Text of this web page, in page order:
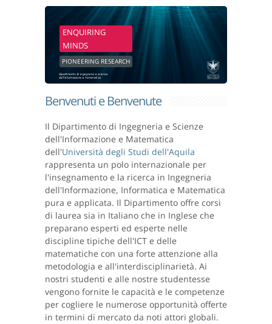
ENQUIRING
MINDS
PIONEERING RESEARCH
Benvenuti e Benvenute
Il Dipartimento di Ingegneria e Scienze
dell'Informazione e Matematica
dell'Università degli Studi dell'Aquila
rappresenta un polo internazionale per
l'insegnamento e la ricerca in Ingegneria
dell'Informazione, Informatica e Matematica
pura e applicata. Il Dipartimento offre corsi
di laurea sia in Italiano che in Inglese che
preparano esperti ed esperte nelle
discipline tipiche dell'ICT e delle
matematiche con una forte attenzione alla
metodologia e all'interdisciplinarietà. Ai
nostri studenti e alle nostre studentesse
vengono fornite le capacità e le competenze
per cogliere le numerose opportunità offerte
in termini di mercato da noti attori globali.